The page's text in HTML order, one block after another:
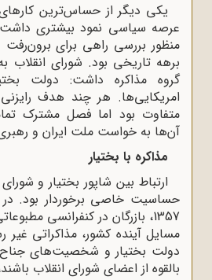
یکی دیگر از حساس‌ترین
عرصه سیاسی نمود بیشتری داشت،
منظور بررسی راهی برای
برهه تاریخی بود. شورای
گروه مذاکره داشت: دولت
امریکایی‌ها. هر چند هدف
متفاوت بود اما فصل مشترک
آن‌ها به خواست ملت ایران و
مذاکره با بختیار
ارتباط بین شاپور بختیار و
1357، بازرگان در کنفرانسى
مسایل آینده‌ کشور، مذاکراتى
دولت بختیار و شخصیت‌هاى جناح
بالقوه از اعضاى شوراى انقلاب